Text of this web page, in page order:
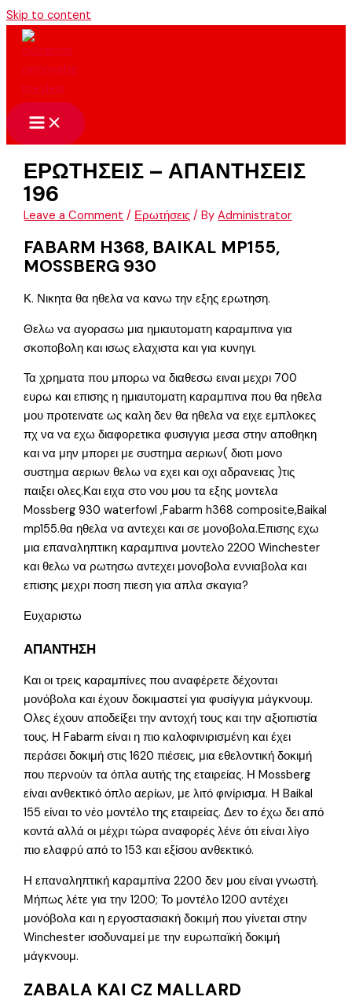
Skip to content
ΕΡΩΤΗΣΕΙΣ – ΑΠΑΝΤΗΣΕΙΣ
196
Leave a Comment / Ερωτήσεις / ByAdministrator
FABARM H368, BAIKAL MP155,
MOSSBERG 930
Κ. Νικητα θα ηθελα να κανω την εξης ερωτηση.
Θελω να αγορασω μια ημιαυτοματη καραμπινα για
σκοποβολη και ισως ελαχιστα και για κυνηγι.
Τα χρηματα που μπορω να διαθεσω ειναι μεχρι 700
ευρω και επισης η ημιαυτοματη καραμπινα που θα ηθελα
μου προτεινατε ως καλη δεν θα ηθελα να ειχε εμπλοκες
πχ να να εχω διαφορετικα φυσιγγια μεσα στην αποθηκη
και να μην μπορει με συστημα αεριων( διοτι μονο
συστημα αεριων θελω να εχει και οχι αδρανειας )τις
παιξει ολες.Και ειχα στο νου μου τα εξης μοντελα
Mossberg 930 waterfowl ,Fabarm h368 composite,Baikal
mp155.θα ηθελα να αντεχει και σε μονοβολα.Επισης εχω
μια επαναληπτικη καραμπινα μοντελο 2200 Winchester
και θελω να ρωτησω αντεχει μονοβολα εννιαβολα και
επισης μεχρι ποση πιεση για απλα σκαγια?
Ευχαριστω
ΑΠΑΝΤΗΣΗ
Και οι τρεις καραμπίνες που αναφέρετε δέχονται
μονόβολα και έχουν δοκιμαστεί για φυσίγγια μάγκνουμ.
Ολες έχουν αποδείξει την αντοχή τους και την αξιοπιστία
τους. Η Fabarm είναι η πιο καλοφινιρισμένη και έχει
περάσει δοκιμή στις 1620 πιέσεις, μια εθελοντική δοκιμή
που περνούν τα όπλα αυτής της εταιρείας. Η Mossberg
είναι ανθεκτικό όπλο αερίων, με λιτό φινίρισμα. Η Baikal
155 είναι το νέο μοντέλο της εταιρείας. Δεν το έχω δει από
κοντά αλλά οι μέχρι τώρα αναφορές λένε ότι είναι λίγο
πιο ελαφρύ από το 153 και εξίσου ανθεκτικό.
Η επαναληπτική καραμπίνα 2200 δεν μου είναι γνωστή.
Μήπως λέτε για την 1200; Το μοντέλο 1200 αντέχει
μονόβολα και η εργοστασιακή δοκιμή που γίνεται στην
Winchester ισοδυναμεί με την ευρωπαϊκή δοκιμή
μάγκνουμ.
ZABALA KAI CZ MALLARD